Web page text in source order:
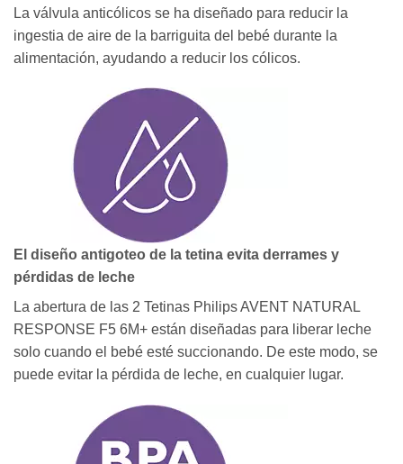
La válvula anticólicos se ha diseñado para reducir la
ingestia de aire de la barriguita del bebé durante la
alimentación, ayudando a reducir los cólicos.
El diseño antigoteo de la tetina evita derrames y
pérdidas de leche
La abertura de las 2 Tetinas Philips AVENT NATURAL
RESPONSE F5 6M+ están diseñadas para liberar leche
solo cuando el bebé esté succionando. De este modo, se
puede evitar la pérdida de leche, en cualquier lugar.